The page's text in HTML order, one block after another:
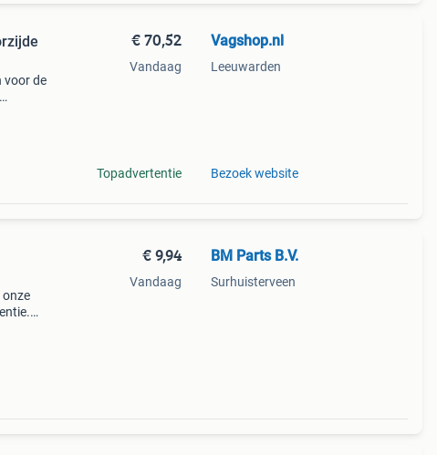
voor de
€ 70,52
Vandaag
Topadvertentie
Vagshop.nl
Leeuwarden
Bezoek website
onze
€ 9,94
Vandaag
BM Parts B.V.
Surhuisterveen